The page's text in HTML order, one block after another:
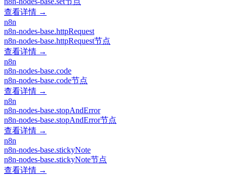
查看详情 →
n8n
n8n-nodes-base.httpRequest
n8n-nodes-base.httpRequest节点
查看详情 →
n8n
n8n-nodes-base.code
n8n-nodes-base.code节点
查看详情 →
n8n
n8n-nodes-base.stopAndError
n8n-nodes-base.stopAndError节点
查看详情 →
n8n
n8n-nodes-base.stickyNote
n8n-nodes-base.stickyNote节点
查看详情 →